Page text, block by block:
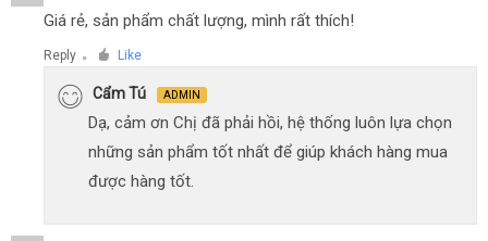
Giá rẻ, sản phẩm chất lượng, mình rất thích!
Reply ● Like
Cẩm Tú ADMIN
Dạ, cảm ơn Chị đã phải hồi, hệ thống luôn lựa chọn
những sản phẩm tốt nhất để giúp khách hàng mua
được hàng tốt.